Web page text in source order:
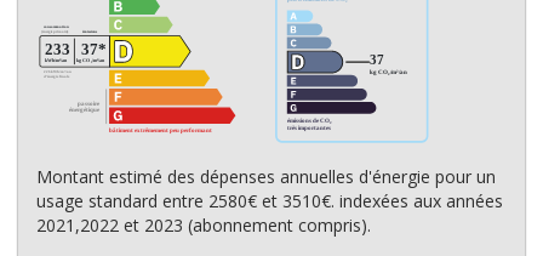
Montant estimé des dépenses annuelles d'énergie pour un
usage standard entre 2580€ et 3510€. indexées aux années
2021,2022 et 2023 (abonnement compris).